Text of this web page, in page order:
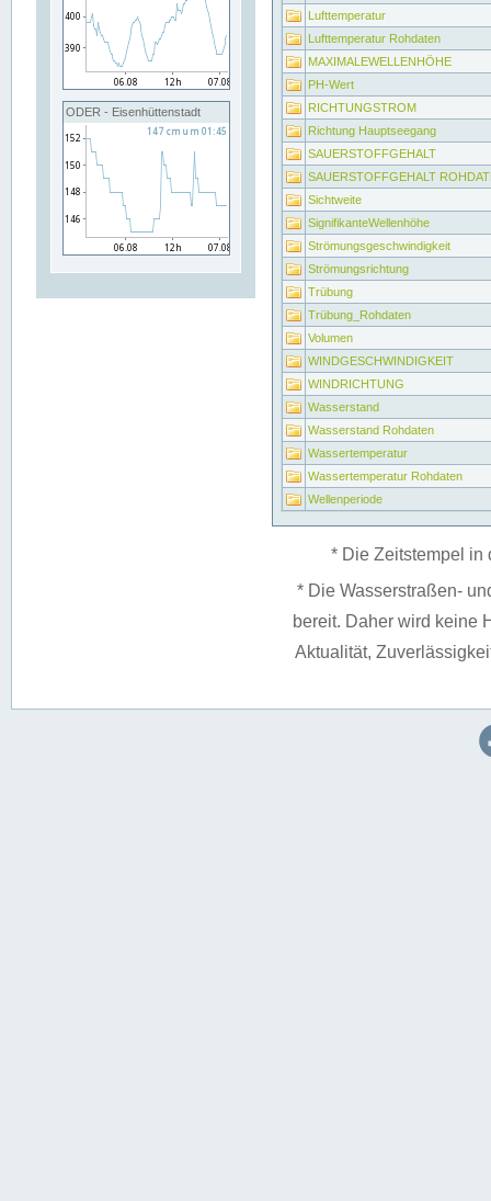
ODER - Eisenhüttenstadt
Lufttemperatur
Lufttemperatur Rohdaten
MAXIMALEWELLENHÖHE
PH-Wert
RICHTUNGSTROM
Richtung Hauptseegang
SAUERSTOFFGEHALT
SAUERSTOFFGEHALT
Sichtweite
SignifikanteWellenhöhe
Strömungsgeschwindigkeit
Strömungsrichtung
Trübung
Trübung_Rohdaten
Volumen
WINDGESCHWINDIGKEIT
WINDRICHTUNG
Wasserstand
Wasserstand Rohdaten
Wassertemperatur
Wassertemperatur Rohdaten
Wellenperiode
* Die Zeitstempel in
* Die Wasserstraßen-
bereit. Daher wird keine
Aktualität,